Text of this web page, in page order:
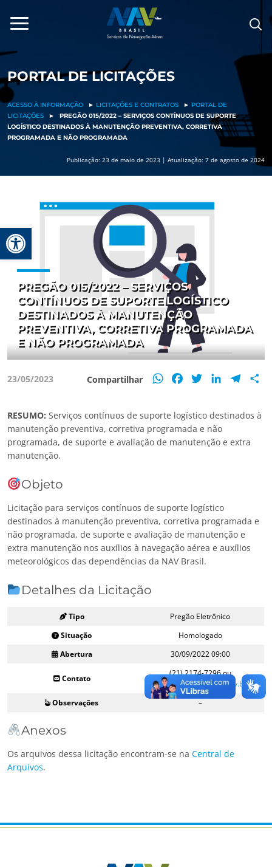
Barra de Ferramentas Aberta
para
conteúdo
PORTAL DE LICITAÇÕES
ACESSO À INFORMAÇÃO ► LICITAÇÕES E CONTRATOS ► PORTAL DE
LICITAÇÕES
►
PREGÃO 015/2022 – SERVIÇOS CONTÍNUOS DE SUPORTE
LOGÍSTICO DESTINADOS À MANUTENÇÃO PREVENTIVA, CORRETIVA
PROGRAMADA E NÃO PROGRAMADA
Publicação: 23 de maio de 2023 | Atualização: 7 de agosto de 2024
PREGÃO 015/2022 – SERVIÇOS
CONTÍNUOS DE SUPORTE LOGÍSTICO
DESTINADOS À MANUTENÇÃO
PREVENTIVA, CORRETIVA PROGRAMADA
E NÃO PROGRAMADA
23/05/2023 Compartilhar WhatsApp
FacebookTwitterLinkedIn
RESUMO: Serviços contínuos de suporte logístico destinados à
manutenção preventiva, corretiva programada e não
programada, de suporte e avaliação de manutenção e extra
manutenção.
Objeto
Licitação para serviços contínuos de suporte logístico
destinados à manutenção preventiva, corretiva programada e
não programada, de suporte e avaliação de manutenção e
extra manutenção nos auxílios à navegação aérea e auxílios
meteorológicos das dependências da NAV Brasil.
Detalhes da Licitação
Tipo
Pregão Eletrônico
Situação
Homologado
Abertura
30/09/2022 09:00
Contato
(21) 2174-7296 ou
licitacoes@navbrasil.gov.br
Observações
–
Anexos
Os arquivos dessa licitação encontram-se na Central de
Arquivos.